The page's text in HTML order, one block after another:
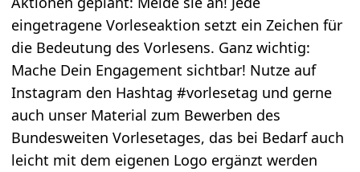
eingetragene Vorleseaktion setzt ein Zeichen für
die Bedeutung des Vorlesens. Ganz wichtig:
Mache Dein Engagement sichtbar! Nutze auf
Instagram den Hashtag #vorlesetag und gerne
auch unser Material zum Bewerben des
Bundesweiten Vorlesetages, das bei Bedarf auch
leicht mit dem eigenen Logo ergänzt werden